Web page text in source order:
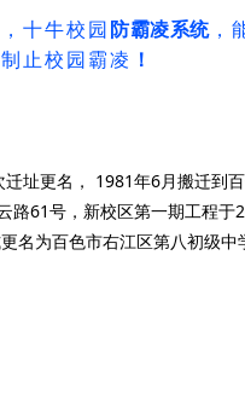
十牛校园防霸凌系统，
止校园霸凌 ！
址更名， 1981年6月搬迁到
路61号，新校区第一期工程
名为百色市右江区第八初级中